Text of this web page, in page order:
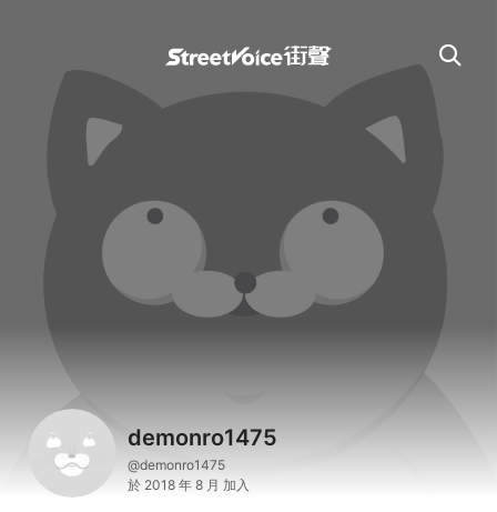
demonro1475
@demonro1475
於 2018 年 8 月 加入